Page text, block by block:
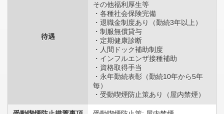
待遇
その他福利厚生等
・各種社会保険完備
・退職金制度あり（勤続3年以上）
・制服無償貸与
・定期健康診断
・人間ドック補助制度
・インフルエンザ接種補助
・資格取得手当
・永年勤続表彰（勤続10年から5年
毎）
・受動喫煙防止策あり（屋内禁煙）